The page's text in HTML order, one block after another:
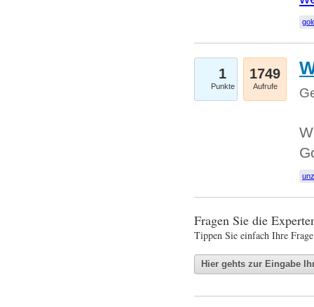
1
Punkte
1749
Aufrufe
Fragen Sie die
Tippen Sie einfach Ihre